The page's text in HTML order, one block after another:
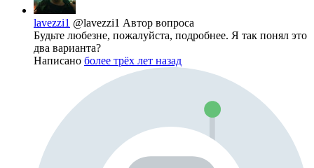
lavezzi1 @lavezzi1 Автор вопроса
Будьте любезне, пожалуйста, подробнее. Я так понял это
два варианта?
Написано более трёх лет назад